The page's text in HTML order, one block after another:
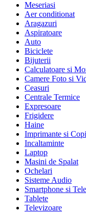
Meseriasi
Aer conditionat
Aragazuri
Aspiratoare
Auto
Biciclete
Bijuterii
Calculatoare si
Camere Foto si
Ceasuri
Centrale Termice
Expresoare
Frigidere
Haine
Imprimante si
Incaltaminte
Laptop
Masini de Spalat
Ochelari
Sisteme Audio
Smartphone si
Tablete
Televizoare